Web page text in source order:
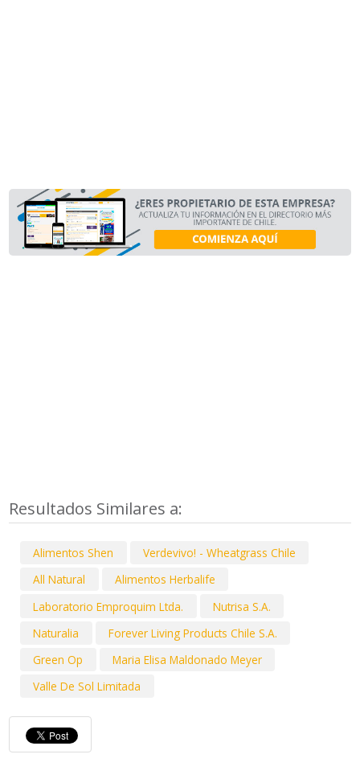
Resultados Similares a:
Alimentos Shen
Verdevivo! - Wheatgrass Chile
All Natural
Alimentos Herbalife
Laboratorio Emproquim Ltda.
Nutrisa S.A.
Naturalia
Forever Living Products Chile S.A.
Green Op
Maria Elisa Maldonado Meyer
Valle De Sol Limitada